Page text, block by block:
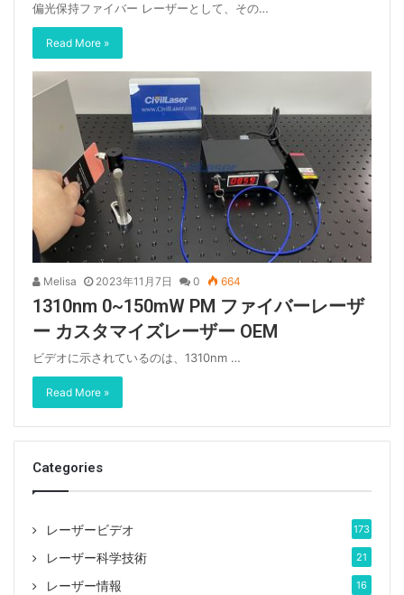
偏光保持ファイバー レーザーとして、その…
Read More »
Melisa 2023年11月7日 0 664
1310nm 0~150mW PM ファイバーレーザ
ー カスタマイズレーザー OEM
ビデオに示されているのは、1310nm …
Read More »
Categories
レーザービデオ 173
レーザー科学技術 21
レーザー情報 16